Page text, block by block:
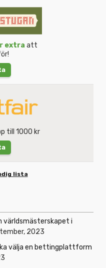
extra att
till 1000 kr
lista
världsmästerskapet i
2023
välja en bettingplattform